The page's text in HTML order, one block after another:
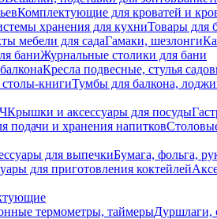
Комплектующие для кроватей и
хранения для кухниТовары для
мебели для садаГамаки, шезлонги
баниЖурнальные столики для бани
Кресла подвесные, стулья
книгиТумбы для балкона,
Крышки и аксессуары для посуды
подачи и хранения напитков
для выпечкиБумага, фольга,
для приготовления коктейлей
термометры, таймерыДуршлаги,